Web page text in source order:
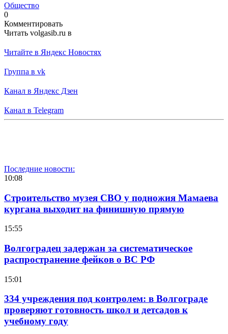
Общество
0
Комментировать
Читать volgasib.ru в
Читайте в Яндекс Новостях
Группа в vk
Канал в Яндекс Дзен
Канал в Telegram
Последние новости:
10:08
Строительство музея СВО у подножия Мамаева
кургана выходит на финишную прямую
15:55
Волгоградец задержан за систематическое
распространение фейков о ВС РФ
15:01
334 учреждения под контролем: в Волгограде
проверяют готовность школ и детсадов к
учебному году